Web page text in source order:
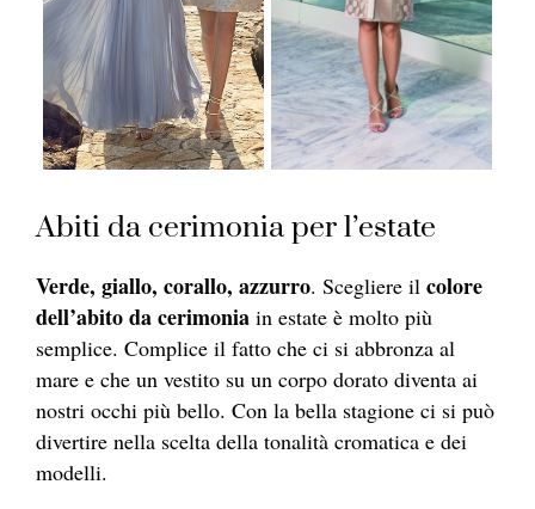
Abiti da cerimonia per l’estate
Verde, giallo, corallo, azzurro. Scegliere il colore
dell’abito da cerimonia in estate è molto più
semplice. Complice il fatto che ci si abbronza al
mare e che un vestito su un corpo dorato diventa ai
nostri occhi più bello. Con la bella stagione ci si può
divertire nella scelta della tonalità cromatica e dei
modelli.